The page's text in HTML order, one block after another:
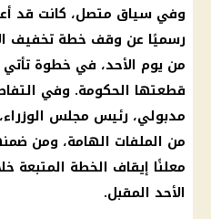
وفي سياق متصل، كانت قد
رسميًا عن وقف خطة تخفيف
من يوم الأحد، في خطوة تأتي
قطعتها الحكومة. وفي
مدبولي، رئيس مجلس
من الملفات الهامة، ومن
معلنًا إيقاف الخطة المتبعة
الأحد المقبل.